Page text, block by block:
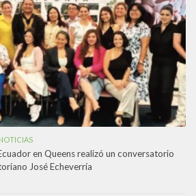
en Queens realizó un conversatorio
José Echeverría